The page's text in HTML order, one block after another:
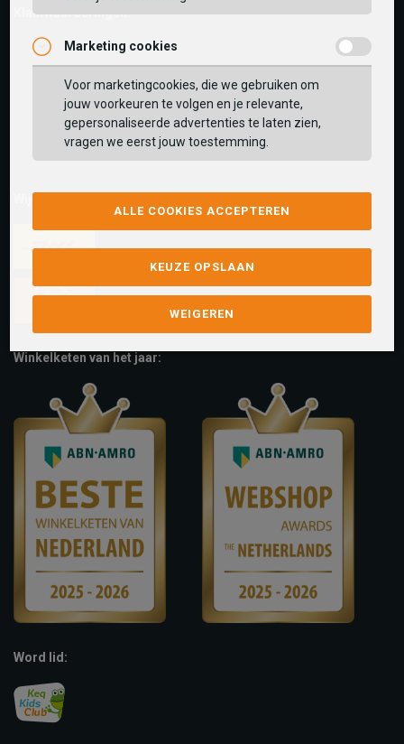
Klantwaarderingen:
Wij versturen met:
Winkelketen van het jaar:
Word lid:
Marketing cookies
Voor marketingcookies, die we gebruiken om
jouw voorkeuren te volgen en je relevante,
gepersonaliseerde advertenties te laten zien,
vragen we eerst jouw toestemming.
ALLE COOKIES ACCEPTEREN
KEUZE OPSLAAN
WEIGEREN